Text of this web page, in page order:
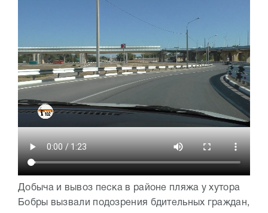
Добыча и вывоз песка в районе пляжа у хутора
Бобры вызвали подозрения бдительных граждан,